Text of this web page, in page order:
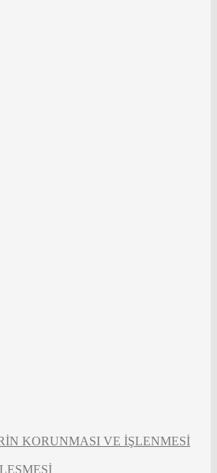
KORUNMASI VE İŞLENMESİ